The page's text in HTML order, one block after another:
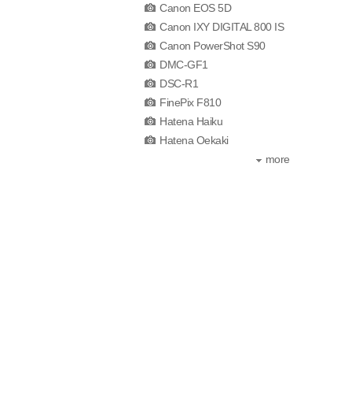
Canon EOS 5D
Canon IXY DIGITAL 800 IS
Canon PowerShot S90
DMC-GF1
DSC-R1
FinePix F810
Hatena Haiku
Hatena Oekaki
more